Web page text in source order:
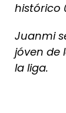
histórico
Juanmi
jóven de
la liga.